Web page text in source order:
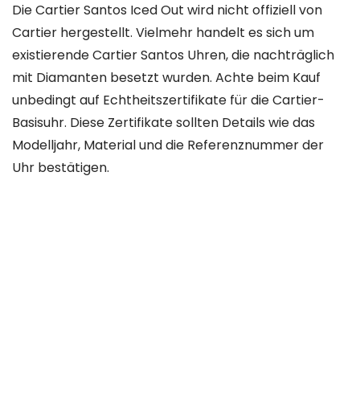
Die Cartier Santos Iced Out wird nicht offiziell von
Cartier hergestellt. Vielmehr handelt es sich um
existierende Cartier Santos Uhren, die nachträglich
mit Diamanten besetzt wurden. Achte beim Kauf
unbedingt auf Echtheitszertifikate für die Cartier-
Basisuhr. Diese Zertifikate sollten Details wie das
Modelljahr, Material und die Referenznummer der
Uhr bestätigen.